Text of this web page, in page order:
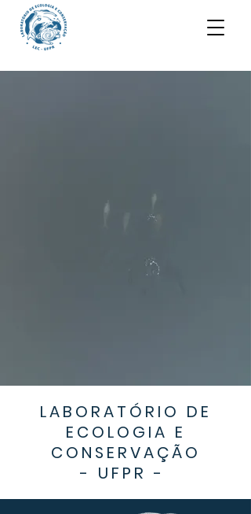
LABORATÓRIO DE
ECOLOGIA E
CONSERVAÇÃO
- UFPR -